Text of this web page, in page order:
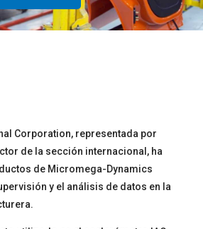
Corporation, representada por
de la sección internacional, ha
de Micromega-Dynamics
y el análisis de datos en la